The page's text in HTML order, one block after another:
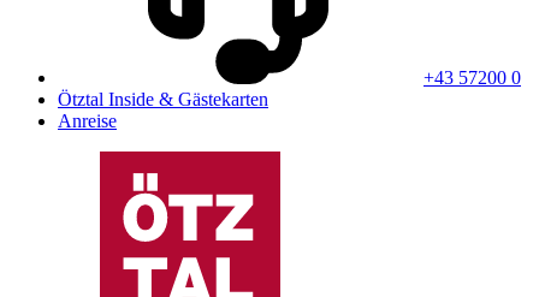
+43 57200 0
Ötztal Inside & Gästekarten
Anreise